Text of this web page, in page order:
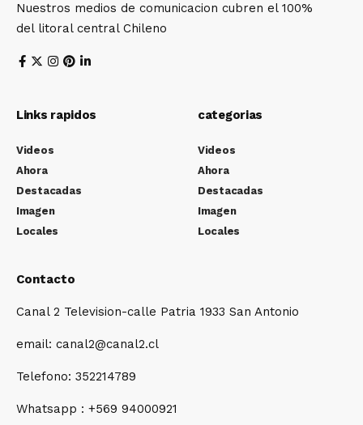
Nuestros medios de comunicacion cubren el 100%
del litoral central Chileno
Links rapidos
Videos
Ahora
Destacadas
Imagen
Locales
categorias
Videos
Ahora
Destacadas
Imagen
Locales
Contacto
Canal 2 Television-calle Patria 1933 San Antonio
email: canal2@canal2.cl
Telefono: 352214789
Whatsapp : +569 94000921